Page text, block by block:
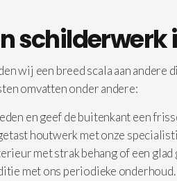
schilderwerk
wij een breed scala aan andere
omvatten onder andere:
en geef de buitenkant een
houtwerk met onze
met strak behang of een glad
met ons periodieke onderhoud.